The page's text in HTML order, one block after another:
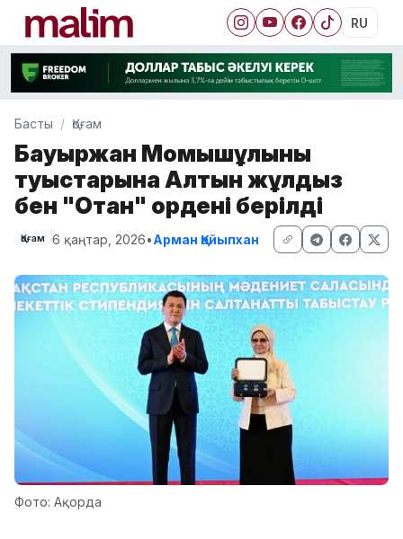
RU
Басты Қоғам
Бауыржан Момышұлының
туыстарына Алтын жұлдыз
бен "Отан" ордені берілді
Қоғам 6 қаңтар, 2026•Арман Қайыпхан
Фото: Ақорда